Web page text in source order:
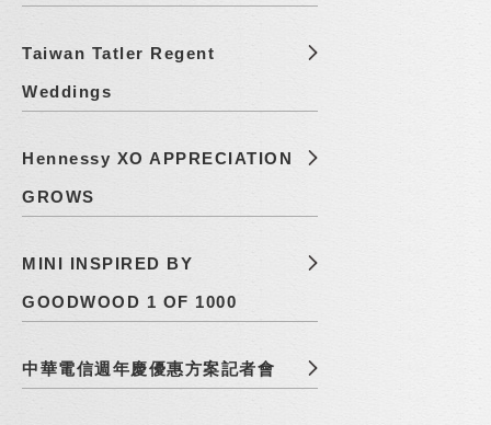
Taiwan Tatler Regent
Weddings
Hennessy XO APPRECIATION
GROWS
MINI INSPIRED BY
GOODWOOD 1 OF 1000
中華電信週年慶優惠方案記者會